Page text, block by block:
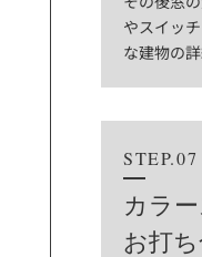
やスイッ
な建物の
STEP.07
カラ
お打